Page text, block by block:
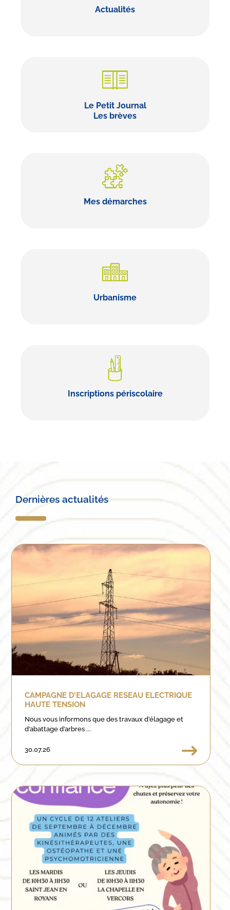
Actualités
Le Petit Journal
Les brèves
Mes démarches
Urbanisme
Inscriptions périscolaire
Dernières actualités
CAMPAGNE D’ELAGAGE RESEAU ELECTRIQUE
HAUTE TENSION
Nous vous informons que des travaux d’élagage et
d’abattage d’arbres ...
30.07.26